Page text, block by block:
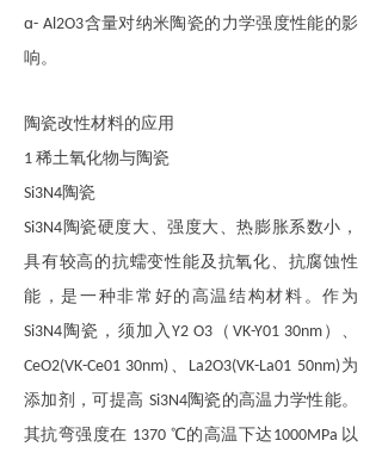
ɑ- Al2O3含量对纳米陶瓷的力学强度性能的影
响。
陶瓷改性材料的应用
1 稀土氧化物与陶瓷
Si3N4陶瓷
Si3N4 陶瓷硬度大、强度大、热膨胀系数小，
具有较高的抗蠕变性能及抗氧化、抗腐蚀性
能，是一种非常好的高温结构材料。作为
Si3N4 陶瓷 ， 须加入Y2 O3 （ VK-Y01 30nm） 、
CeO2(VK-Ce01 30nm) 、 La2O3(VK-La01 50nm)为
添加剂，可提高 Si3N4陶瓷的高温力学性能。
其抗弯强度在 1370 ℃的高温下达 1000MPa 以